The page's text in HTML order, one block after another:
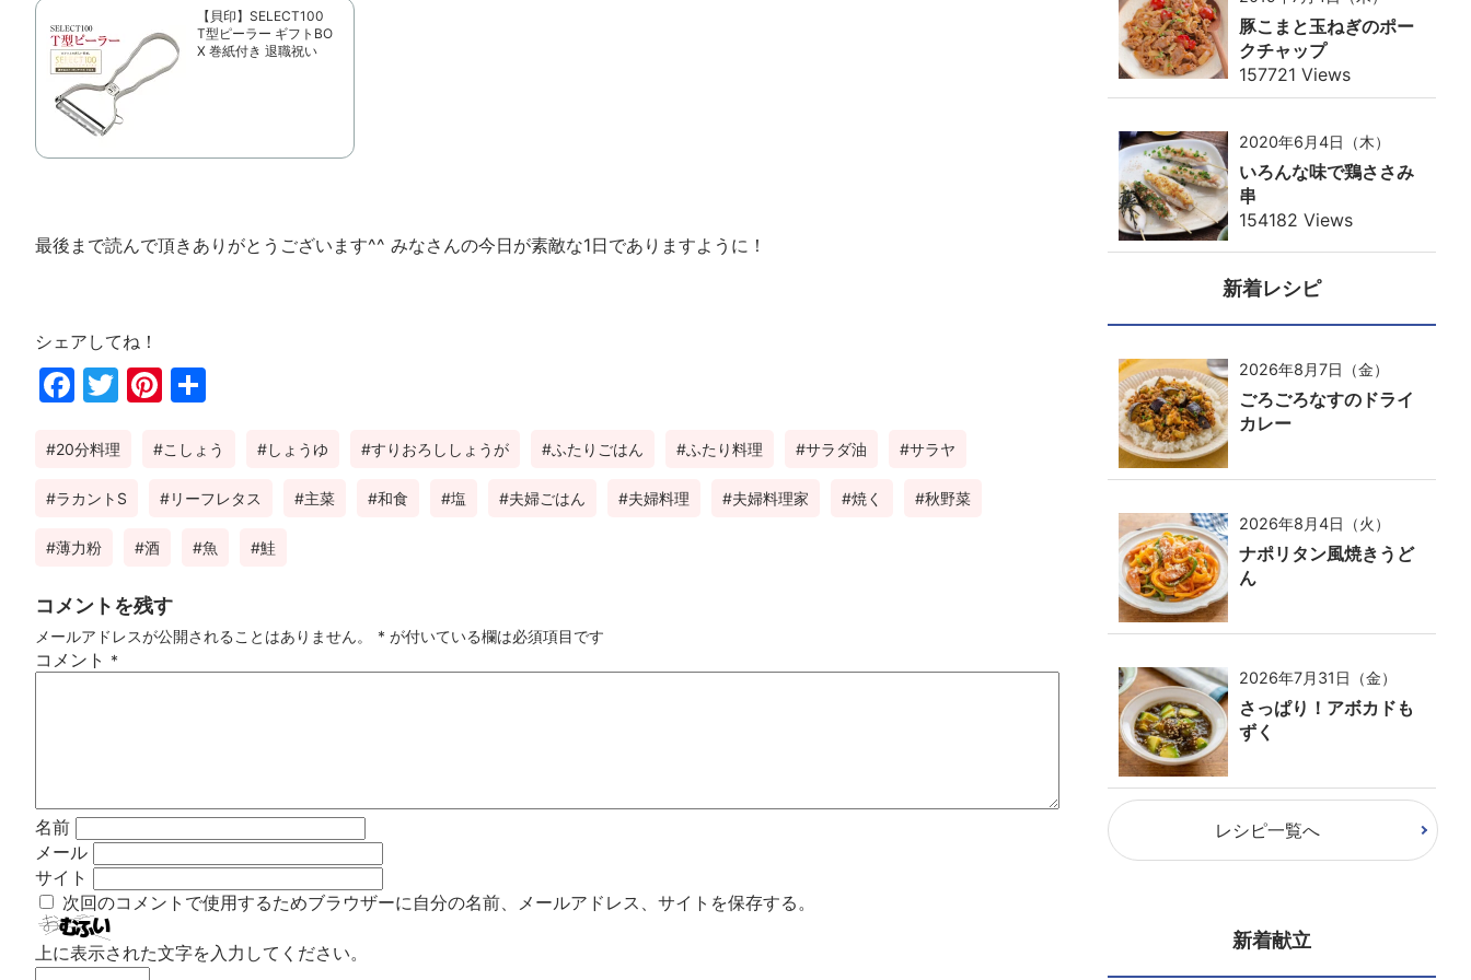
【貝印】SELECT100
T型ピーラー ギフトBO
X 巻紙付き 退職祝い
最後まで読んで頂きありがとうございます^^ みなさんの今日が素敵な1日でありますように！
シェアしてね！
Fac
ok
Twi
Pin
est
20分料理 こしょう しょうゆ すりおろししょうが ふたりごはん ふたり料理 サラダ油 サラヤ
ラカントS リーフレタス 主菜 和食 塩 夫婦ごはん 夫婦料理 夫婦料理家 焼く 秋野菜
薄力粉 酒 魚 鮭
コメントを残す
メールアドレスが公開されることはありません。 * が付いている欄は必須項目です
コメント *
名前
メール
サイト
次回のコメントで使用するためブラウザーに自分の名前、メールアドレス、サイトを保存する。
上に表示された文字を入力してください。
豚こまと玉ねぎのポー
クチャップ
157721 Views
2020年6月4日（木）
いろんな味で鶏ささみ
串
154182 Views
新着レシピ
2026年8月7日（金）
ごろごろなすのドライ
カレー
2026年8月4日（火）
ナポリタン風焼きうど
ん
2026年7月31日（金）
さっぱり！アボカドも
ずく
レシピ一覧へ
新着献立